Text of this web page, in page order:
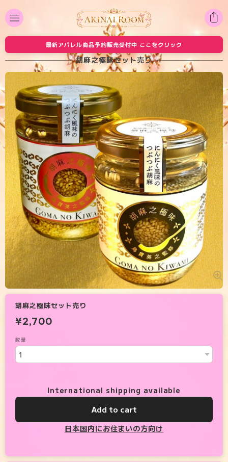
最新アパレル商品予約販売受付中 ここをクリック
胡麻之極味セット売り
胡麻之極味セット売り
¥2,700
数量
International shipping available
Add to cart
日本国内にお住まいの方向け